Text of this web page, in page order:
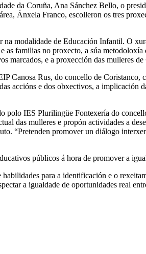
da Coruña, Ana Sánchez Bello, o
Ánxela Franco, escolleron os tres
modalidade de Educación Infantil. O
familias no proxecto, a súa
marcados, e a proxección das mulleres
Canosa Rus, do concello de
accións e dos obxectivos, a implicación
polo IES Plurilingüe Fontexería do
das mulleres e propón actividades a
“Pretenden promover un diálogo
públicos á hora de promover a
para a identificación e o
a igualdade de oportunidades real